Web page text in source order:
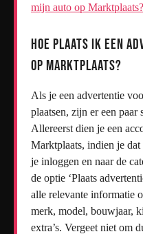
mijn auto op Marktplaats?
Hoe plaats ik een
op Marktplaats?
Als je een advertentie
plaatsen, zijn er een paar
Allereerst dien je een
Marktplaats, indien je
je inloggen en naar de
de optie ‘Plaats
alle relevante informatie
merk, model, bouwjaar,
extra’s. Vergeet niet om